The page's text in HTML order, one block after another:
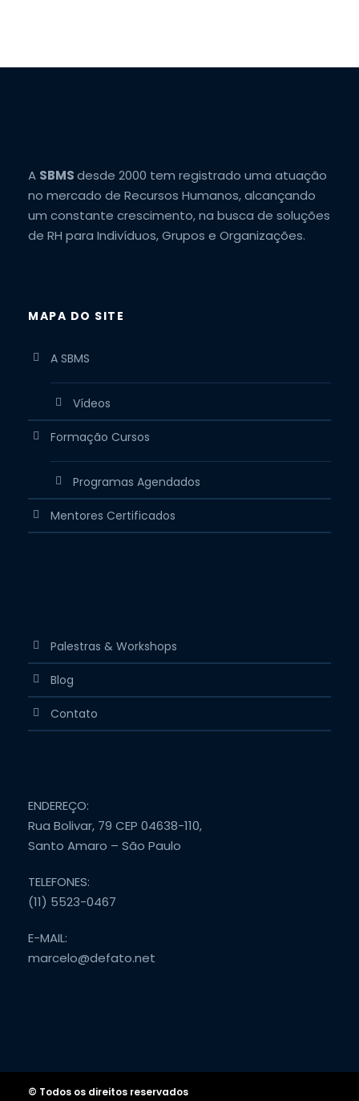
A SBMSdesde 2000 tem registrado uma atuação
no mercado de Recursos Humanos, alcançando
um constante crescimento, na busca de soluções
de RH para Indivíduos, Grupos e Organizações.
MAPA DO SITE
A SBMS
Vídeos
Formação Cursos
Programas Agendados
Mentores Certificados
Palestras & Workshops
Blog
Contato
ENDEREÇO:
Rua Bolivar, 79 CEP 04638-110,
Santo Amaro – São Paulo
TELEFONES:
(11) 5523-0467
E-MAIL:
marcelo@defato.net
© Todos os direitos reservados